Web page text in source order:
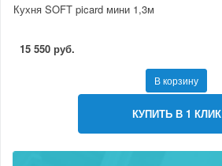
Кухня SOFT picard мини 1,3м
15 550 руб.
В корзину
КУПИТЬ В 1 КЛИК